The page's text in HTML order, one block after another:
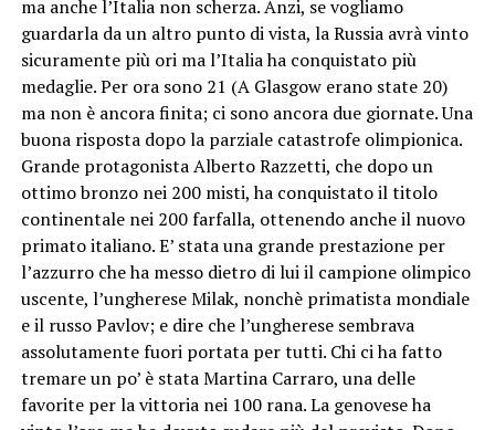
ma anche l’Italia non scherza. Anzi, se vogliamo
guardarla da un altro punto di vista, la Russia avrà vinto
sicuramente più ori ma l’Italia ha conquistato più
medaglie. Per ora sono 21 (A Glasgow erano state 20)
ma non è ancora finita; ci sono ancora due giornate. Una
buona risposta dopo la parziale catastrofe olimpionica.
Grande protagonista Alberto Razzetti, che dopo un
ottimo bronzo nei 200 misti, ha conquistato il titolo
continentale nei 200 farfalla, ottenendo anche il nuovo
primato italiano. E’ stata una grande prestazione per
l’azzurro che ha messo dietro di lui il campione olimpico
uscente, l’ungherese Milak, nonchè primatista mondiale
e il russo Pavlov; e dire che l’ungherese sembrava
assolutamente fuori portata per tutti. Chi ci ha fatto
tremare un po’ è stata Martina Carraro, una delle
favorite per la vittoria nei 100 rana. La genovese ha